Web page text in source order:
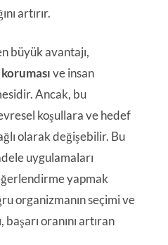
artırır.
büyük avantajı,
ve insan
Ancak, bu
koşullara ve hedef
olarak değişebilir. Bu
uygulamaları
yapmak
organizmanın seçimi ve
oranını artıran